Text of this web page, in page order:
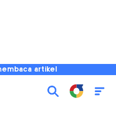
artikel